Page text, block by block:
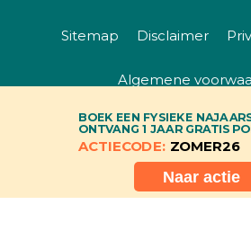
Sitemap Disclaimer
Algemene